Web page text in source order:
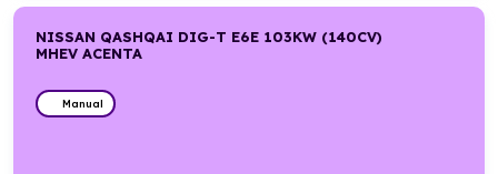
NISSAN QASHQAI DIG-T E6E 103KW (140CV)
MHEV ACENTA
Manual